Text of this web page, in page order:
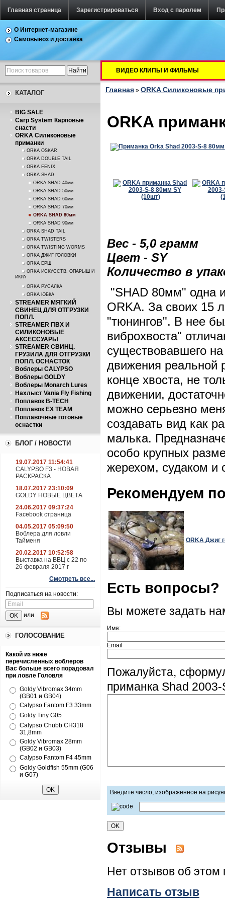
Главная страница Зарегистрироваться Вход с паролем
О Интернет-магазине
Самовывоз и доставка
КАТАЛОГ
BIG SALE
Carp System Карповые
снасти
ORKA Силиконовые
приманки
ORKA OSKAR
ORKA DOUBLE TAIL
ORKA FENIX
ORKA SHAD
ORKA SHAD 40мм
ORKA SHAD 50мм
ORKA SHAD 60мм
ORKA SHAD 70мм
ORKA SHAD 80мм
ORKA SHAD 90мм
ORKA SHAD TAIL
ORKA TWISTERS
ORKA TWISTING WORMS
ORKA ДЖИГ ГОЛОВКИ
ORKA ЕРШ
ORKA ИСКУССТВ. ОПАРЫШ И
ИКРА
ORKA РУСАЛКА
ORKA ЮБКА
STREAMER МЯГКИЙ
СВИНЕЦ ДЛЯ ОТГРУЗКИ
ПОПЛ.
STREAMER ПВХ И
СИЛИКОНОВЫЕ
АКСЕССУАРЫ
STREAMER СВИНЦ.
ГРУЗИЛА ДЛЯ ОТГРУЗКИ
ПОПЛ. ОСНАСТОК
Воблеры CALYPSO
Воблеры GOLDY
Воблеры Monarch Lures
Нахлыст Vania Fly Fishing
Поплавок B-TECH
Поплавок EX TEAM
Поплавочные готовые
оснастки
БЛОГ / НОВОСТИ
19.07.2017 11:54:41
CALYPSO F3 - НОВАЯ
РАСКРАСКА
18.07.2017 23:10:09
GOLDY НОВЫЕ ЦВЕТА
24.06.2017 09:37:24
Facebook страница
04.05.2017 05:09:50
Воблера для ловли
Тайменя
20.02.2017 10:52:58
Выставка на ВВЦ с 22 по
26 февраля 2017 г
Смотреть все...
Подписаться на новости:
или
ГОЛОСОВАНИЕ
Какой из ниже
перечисленных воблеров
Вас больше всего порадовал
при ловле Головля
Goldy Vibromax 34mm
(GB01 и GB04)
Calypso Fantom F3 33mm
Goldy Tiny G05
Calypso Chubb CH318
31,8mm
Goldy Vibromax 28mm
(GB02 и GB03)
Calypso Fantom F4 45mm
Goldy Goldfish 55mm (G06
и G07)
ВИДЕО КЛИПЫ И ФИЛЬМЫ
Главная » ORKA Силиконовые
ORKA
Вес - 5,0 грамм
Цвет - SY
Количество в
"SHAD 80мм" одна
ORKA. За своих 15
"тюнингов". В нее
виброхвоста"
существовавшего
движения реальной
конце хвоста, не
движении,
можно серьезно
создавать вид как
малька.
особо крупных
жерехом, судаком и
Рекомендуем
ORKA Джиг
Есть вопросы?
Вы можете задать
Имя:
Email
Пожалуйста,
приманка Shad
Введите число, изображенное на
Отзывы
Нет отзывов об этом
Написать отзыв